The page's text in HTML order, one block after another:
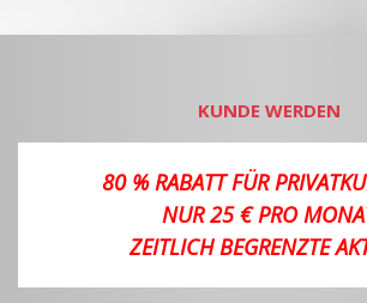
KUNDE WERDEN
80 % RABATT FÜR
NUR 25 € PRO
ZEITLICH BEGRENZTE